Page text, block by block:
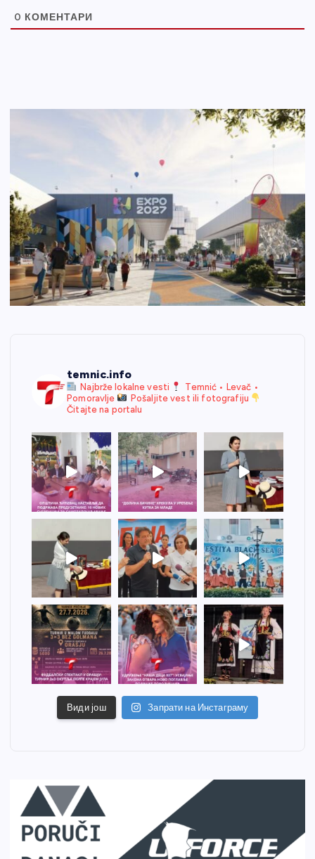
0 КОМЕНТАРИ
temnic.info
Najbrže lokalne vesti
Temnić • Levač •
Pomoravlje
Pošaljite vest ili fotografiju
Čitajte na portalu
Види још Запрати на Инстаграму